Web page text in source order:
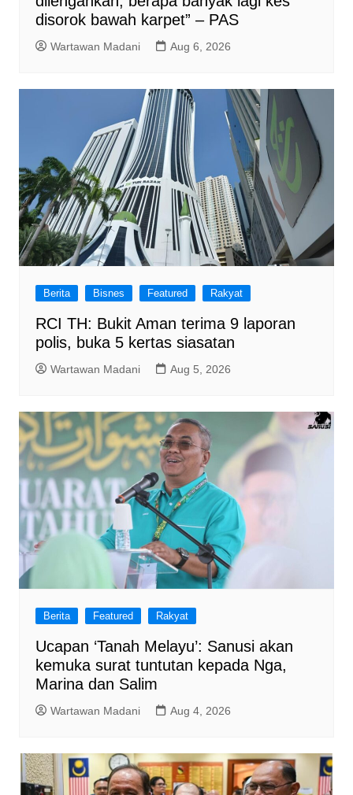
disorok bawah karpet” – PAS
Wartawan Madani Aug 6, 2026
Berita Bisnes Featured Rakyat
RCI TH: Bukit Aman terima 9 laporan
polis, buka 5 kertas siasatan
Wartawan Madani Aug 5, 2026
Berita Featured Rakyat
Ucapan ‘Tanah Melayu’: Sanusi akan
kemuka surat tuntutan kepada Nga,
Marina dan Salim
Wartawan Madani Aug 4, 2026